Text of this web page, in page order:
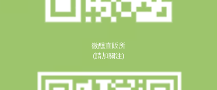
微醺直販所
(請加關注)